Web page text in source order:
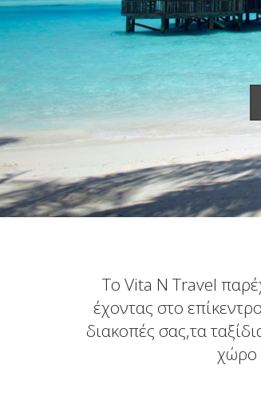
Το Vita N Travel
έχοντας στο
διακοπές σας,τα
χώρο